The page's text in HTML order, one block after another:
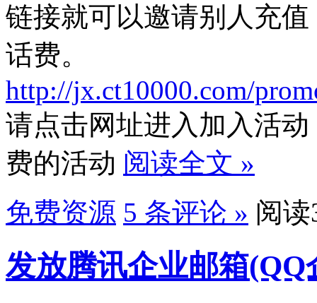
链接就可以邀请别人充
话费。
http://jx.ct10000.com/
请点击网址进入加入活
费的活动 阅读全文 »
免费资源 5 条评论 » 阅读
发放腾讯企业邮箱